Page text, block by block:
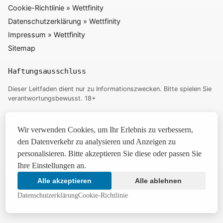
Cookie-Richtlinie » Wettfinity
Datenschutzerklärung » Wettfinity
Impressum » Wettfinity
Sitemap
Haftungsausschluss
Dieser Leitfaden dient nur zu Informationszwecken. Bitte spielen Sie
verantwortungsbewusst. 18+
Diese Website enthält Affiliate-Links. Wir erhalten möglicherweise
eine Provision, wenn Sie über diese Links einkaufen, ohne dass Ihnen
zusätzliche Kosten entstehen.
Wenn Sie unter Spielsucht leiden, finden Sie hier
Wir verwenden Cookies, um Ihr Erlebnis zu verbessern,
den Datenverkehr zu analysieren und Anzeigen zu
personalisieren. Bitte akzeptieren Sie diese oder passen Sie
Ihre Einstellungen an.
Alle akzeptieren Alle ablehnen
DatenschutzerklärungCookie-Richtlinie